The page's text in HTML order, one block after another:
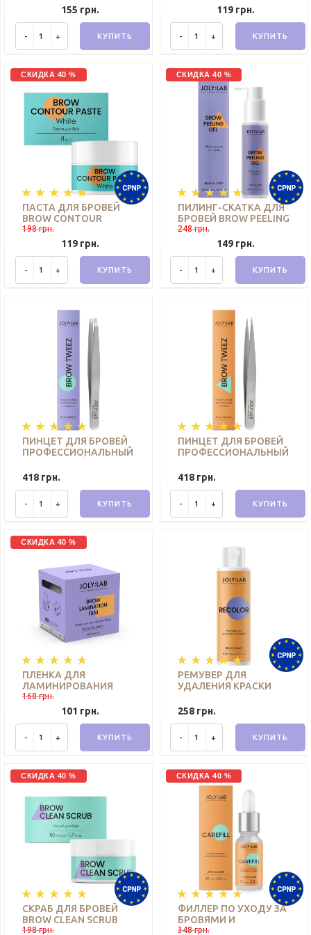
M, M1, M2, L), 5 ПАР
155 грн.
- + КУПИТЬ
JOLY:LAB 8 Г119 грн.
- + КУПИТЬ
СКИДКА 40 %
ПАСТА ДЛЯ БРОВЕЙ
BROW CONTOUR
PASTE WHITE JOLY:LAB
198 грн.
119 грн.
- + КУПИТЬ
СКИДКА 40 %
ПИЛИНГ-СКАТКА ДЛЯ
БРОВЕЙ BROW PEELING
GEL JOLY:LAB 100 МЛ
248 грн.
149 грн.
- + КУПИТЬ
ПИНЦЕТ ДЛЯ БРОВЕЙ
ПРОФЕССИОНАЛЬНЫЙ
418 грн.
- + КУПИТЬ
ПИНЦЕТ ДЛЯ БРОВЕЙ
ПРОФЕССИОНАЛЬНЫЙ
418 грн.
- + КУПИТЬ
СКИДКА 40 %
ПЛЕНКА ДЛЯ
ЛАМИНИРОВАНИЯ
БРОВЕЙ LAMINATION
BROW FILM JOLY:LAB
168 грн.
101 грн.
- + КУПИТЬ
РЕМУВЕР ДЛЯ
УДАЛЕНИЯ КРАСКИ
МЛ
258 грн.
- + КУПИТЬ
СКИДКА 40 %
СКРАБ ДЛЯ БРОВЕЙ
BROW CLEAN SCRUB
JOLY:LAB 50 МЛ
198 грн.
СКИДКА 40 %
ФИЛЛЕР ПО УХОДУ ЗА
БРОВЯМИ И
РЕСНИЦАМИ CAREFILL
348 грн.